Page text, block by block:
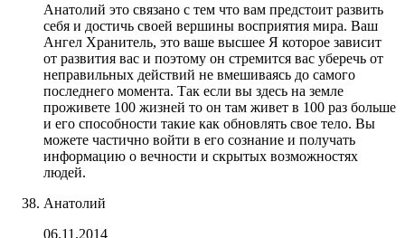
Анатолий это связано с тем что вам предстоит развить
себя и достичь своей вершины восприятия мира. Ваш
Ангел Хранитель, это ваше высшее Я которое зависит
от развития вас и поэтому он стремится вас уберечь от
неправильных действий не вмешиваясь до самого
последнего момента. Так если вы здесь на земле
проживете 100 жизней то он там живет в 100 раз больше
и его способности такие как обновлять свое тело. Вы
можете частично войти в его сознание и получать
информацию о вечности и скрытых возможностях
людей.
Анатолий
06.11.2014